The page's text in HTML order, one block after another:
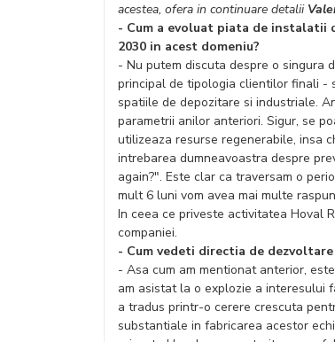
acestea, ofera in continuare detalii
- Cum a evoluat piata de instalatii
2030 in acest domeniu?
- Nu putem discuta despre o singura
principal de tipologia clientilor finali -
spatiile de depozitare si industriale.
parametrii anilor anteriori. Sigur, se
utilizeaza resurse regenerabile, insa
intrebarea dumneavoastra despre
again?". Este clar ca traversam o
mult 6 luni vom avea mai multe
In ceea ce priveste activitatea Hoval
companiei.
- Cum vedeti directia de
- Asa cum am mentionat anterior,
am asistat la o explozie a interesului
a tradus printr-o cerere crescuta
substantiale in fabricarea acestor